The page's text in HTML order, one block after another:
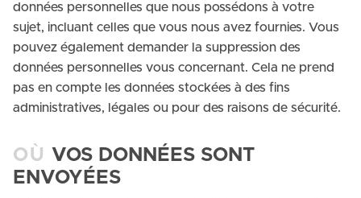
données personnelles que nous possédons à votre
sujet, incluant celles que vous nous avez fournies. Vous
pouvez également demander la suppression des
données personnelles vous concernant. Cela ne prend
pas en compte les données stockées à des fins
administratives, légales ou pour des raisons de sécurité.
OÙ VOS DONNÉES SONT
ENVOYÉES